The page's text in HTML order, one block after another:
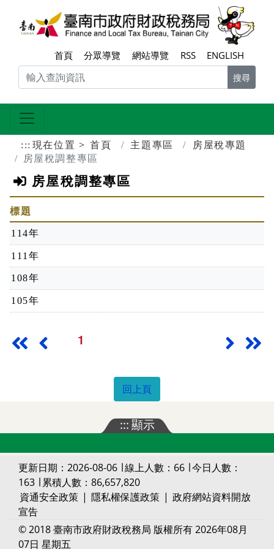
跳到主要內容區塊
首頁 分眾導覽 網站導覽 RSS ENGLISH
搜尋
::: 現在位置 首頁 主題專區
房屋稅專題
房屋稅調整專區
房屋稅調整專區
標題
114年
111年
108年
105年
最前頁上一頁1 下一頁
回上頁
:::顯示
更新日期：2026-08-06 ∣ 線上人數：66 ∣ 今日人數：
163 ∣ 累積人數：86,657,820
資通安全政策 | 隱私權保護政策 | 政府網站資料開放
宣告
© 2018 臺南市政府財政稅務局 版權所有 2026年08月
07日 星期五